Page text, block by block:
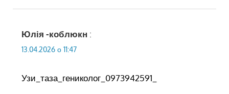
Юлія -коблюкн :
13.04.2026 о 11:47
Узи_таза_гениколог_0973942591_